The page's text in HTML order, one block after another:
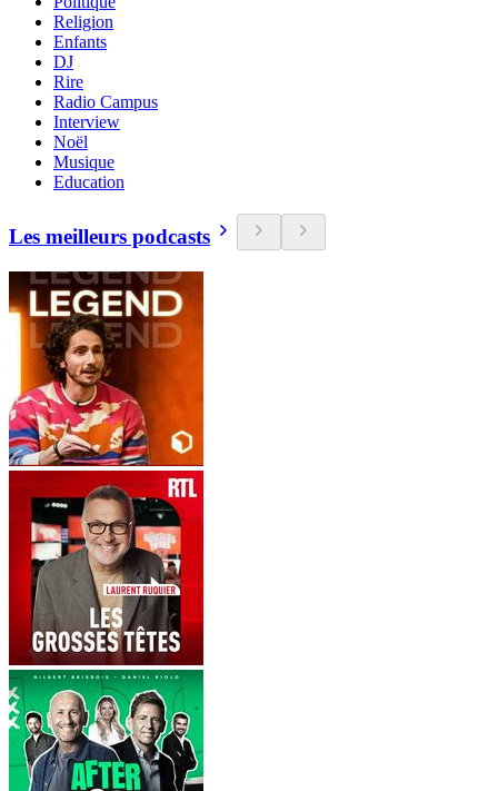
Religion
Enfants
DJ
Rire
Radio Campus
Interview
Noël
Musique
Education
Les meilleurs podcasts